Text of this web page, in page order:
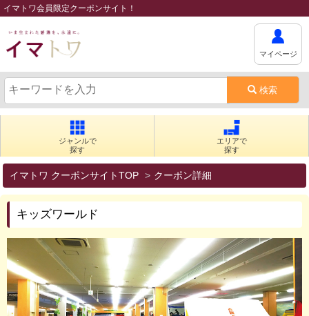
イマトワ会員限定クーポンサイト！
検索
マイページ
ジャンルで
探す
エリアで
探す
イマトワ クーポンサイトTOP クーポン詳細
キッズワールド